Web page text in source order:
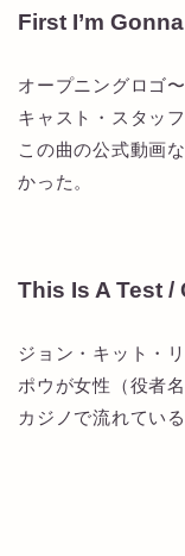
First I’m
オープニングロゴ〜
キャスト・スタッ
この曲の公式動画
かった。
This Is A Test /
ジョン・キット・
ポウが女性（役者
カジノで流れている